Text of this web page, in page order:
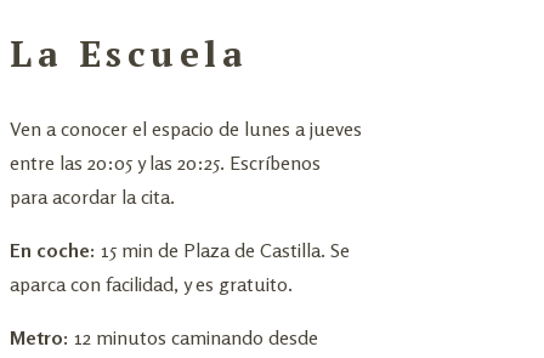
La Escuela
Ven a conocer el espacio de lunes a jueves
entre las 20:05 y las 20:25. Escríbenos
para acordar la cita.
En coche: 15 min de Plaza de Castilla. Se
aparca con facilidad, y es gratuito.
Metro: 12 minutos caminando desde